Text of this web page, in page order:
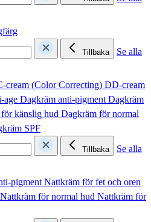
Tillbaka
Se alla
cream (Color Correcting) DD-cream
age Dagkräm anti-pigmentDagkräm
känslig hud Dagkräm för normal
SPF
Tillbaka
Se alla
pigmentNattkräm för fet och oren
Nattkräm för normal hud Nattkräm för